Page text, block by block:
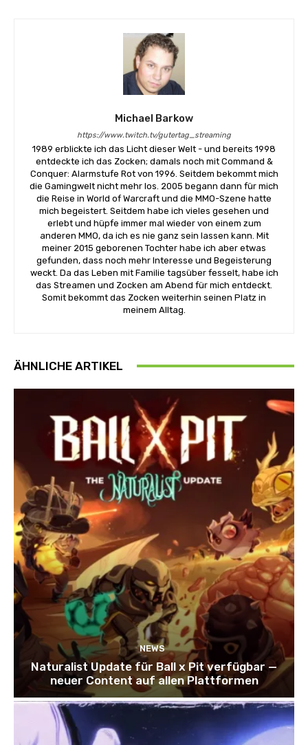
Michael Barkow
https://www.twitch.tv/gutertag_streaming
1989 erblickte ich das Licht dieser Welt - und bereits 1998
entdeckte ich das Zocken; damals noch mit Command &
Conquer: Alarmstufe Rot von 1996. Seitdem bekommt mich
die Gamingwelt nicht mehr los. 2005 begann dann für mich
die Reise in World of Warcraft und die MMO-Szene hatte
mich begeistert. Seitdem habe ich vieles gesehen und
erlebt und hüpfe immer mal wieder von einem zum
anderen MMO, da ich es nie ganz sein lassen kann. Mit
meiner 2015 geborenen Tochter habe ich aber etwas
gefunden, dass noch mehr Interesse und Begeisterung
weckt. Da das Leben mit Familie tagsüber fesselt, habe ich
das Streamen und Zocken am Abend für mich entdeckt.
Somit bekommt das Zocken weiterhin seinen Platz in
meinem Alltag.
ÄHNLICHE ARTIKEL
NEWS
Naturalist Update für Ball x Pit verfügbar —
neuer Content auf allen Plattformen